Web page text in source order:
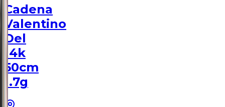
Cadena
Valentino
Del
14k
50cm
1.7g